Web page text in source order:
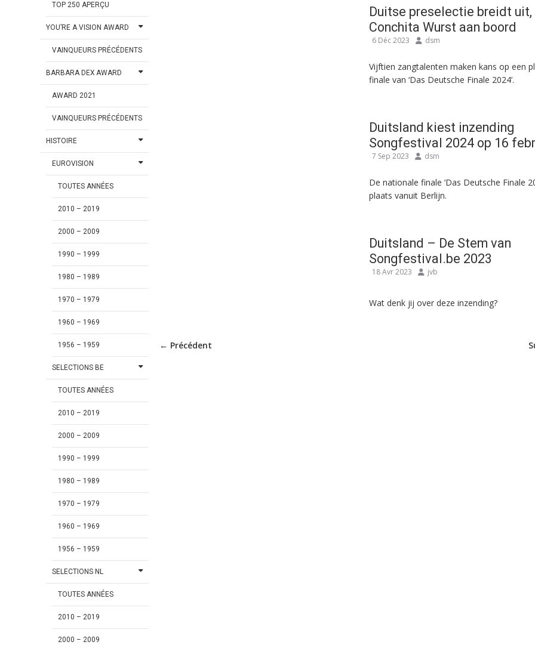
TOP 250 APERÇU
YOU’RE A VISION AWARD
VAINQUEURS PRÉCÉDENTS
BARBARA DEX AWARD
AWARD 2021
VAINQUEURS PRÉCÉDENTS
HISTOIRE
EUROVISION
TOUTES ANNÉES
2010 – 2019
2000 – 2009
1990 – 1999
1980 – 1989
1970 – 1979
1960 – 1969
1956 – 1959
SELECTIONS BE
TOUTES ANNÉES
2010 – 2019
2000 – 2009
1990 – 1999
1980 – 1989
1970 – 1979
1960 – 1969
1956 – 1959
SELECTIONS NL
TOUTES ANNÉES
2010 – 2019
2000 – 2009
Duitse preselectie breidt uit,
Conchita Wurst aan boord
6 Déc 2023 dsm
Vijftien zangtalenten maken kans op een
finale van ‘Das Deutsche Finale 2024’.
Duitsland kiest inzending
Songfestival 2024 op 16
7 Sep 2023 dsm
De nationale finale ‘Das Deutsche Finale
plaats vanuit Berlijn.
Duitsland – De Stem van
Songfestival.be 2023
18 Avr 2023 jvb
Wat denk jij over deze inzending?
← Précédent